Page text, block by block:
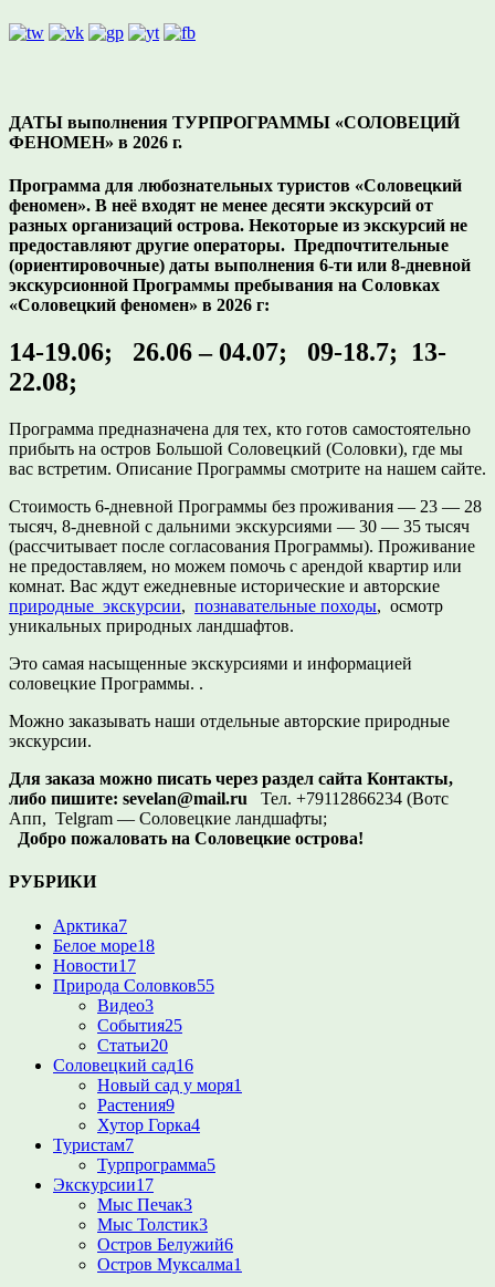
ДАТЫ выполнения ТУРПРОГРАММЫ «СОЛОВЕЦИЙ
ФЕНОМЕН» в 2026 г.
Программа для любознательных туристов «Соловецкий
феномен». В неё входят не менее десяти экскурсий от
разных организаций острова. Некоторые из экскурсий не
предоставляют другие операторы. Предпочтительные
(ориентировочные) даты выполнения 6-ти или 8-дневной
экскурсионной Программы пребывания на Соловках
«Соловецкий феномен» в 2026 г:
14-19.06; 26.06 – 04.07; 09-18.7; 13-
22.08;
Программа предназначена для тех, кто готов самостоятельно
прибыть на остров Большой Соловецкий (Соловки), где мы
вас встретим. Описание Программы смотрите на нашем сайте.
Стоимость 6-дневной Программы без проживания — 23 — 28
тысяч, 8-дневной с дальними экскурсиями — 30 — 35 тысяч
(рассчитывает после согласования Программы). Проживание
не предоставляем, но можем помочь с арендой квартир или
комнат. Вас ждут ежедневные исторические и авторские
природные экскурсии, познавательные походы, осмотр
уникальных природных ландшафтов.
Это самая насыщенные экскурсиями и информацией
соловецкие Программы. .
Можно заказывать наши отдельные авторские природные
экскурсии.
Для заказа можно писать через раздел сайта Контакты,
либо пишите: sevelan@mail.ru Тел. +79112866234 (Вотс
Апп, Telgram — Соловецкие ландшафты;
Добро пожаловать на Соловецкие острова!
РУБРИКИ
Арктика7
Белое море18
Новости17
Природа Соловков55
Видео3
События25
Статьи20
Соловецкий сад16
Новый сад у моря1
Растения9
Хутор Горка4
Туристам7
Турпрограмма5
Экскурсии17
Мыс Печак3
Мыс Толстик3
Остров Белужий6
Остров Муксалма1